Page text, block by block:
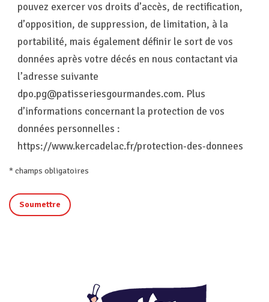
pouvez exercer vos droits d’accès, de rectification,
d’opposition, de suppression, de limitation, à la
portabilité, mais également définir le sort de vos
données après votre décés en nous contactant via
l’adresse suivante
dpo.pg@patisseriesgourmandes.com. Plus
d’informations concernant la protection de vos
données personnelles :
https://www.kercadelac.fr/protection-des-donnees
* champs obligatoires